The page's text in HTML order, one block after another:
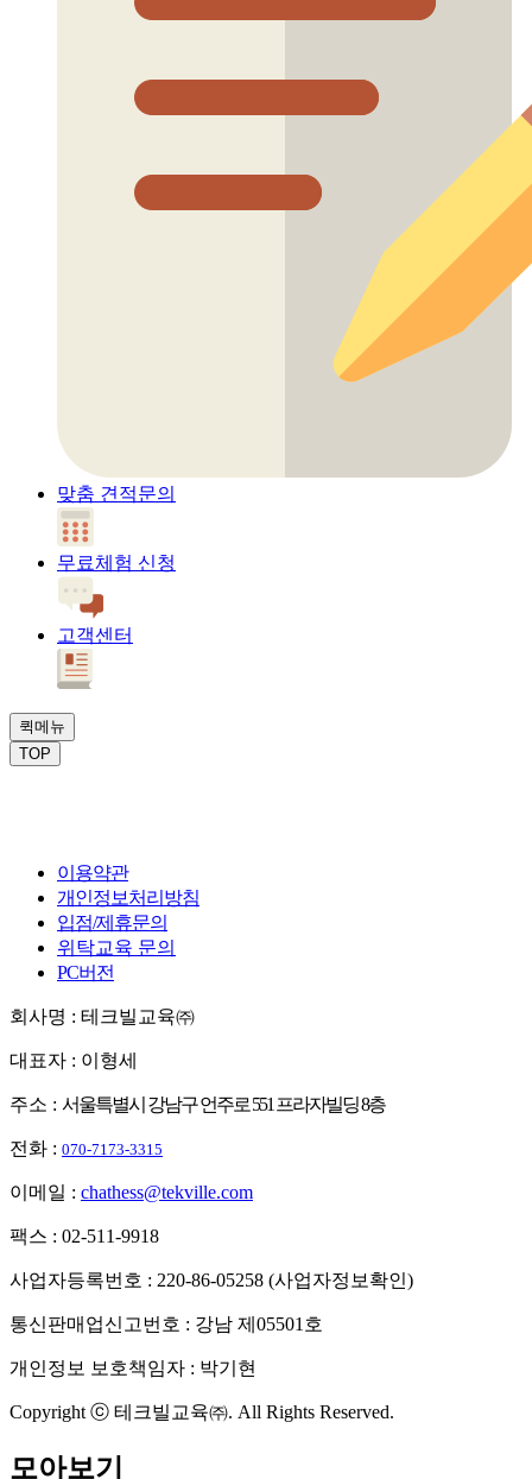
맞춤 견적문의
무료체험 신청
고객센터
퀵메뉴
TOP
이용약관
개인정보처리방침
입점/제휴문의
위탁교육 문의
PC버전
회사명 : 테크빌교육㈜
대표자 : 이형세
주소 : 서울특별시 강남구 언주로 551 프라자빌딩 8층
전화 : 070-7173-3315
이메일 : chathess@tekville.com
팩스 : 02-511-9918
사업자등록번호 : 220-86-05258 (사업자정보확인)
통신판매업신고번호 : 강남 제05501호
개인정보 보호책임자 : 박기현
Copyright ⓒ 테크빌교육㈜. All Rights Reserved.
모아보기